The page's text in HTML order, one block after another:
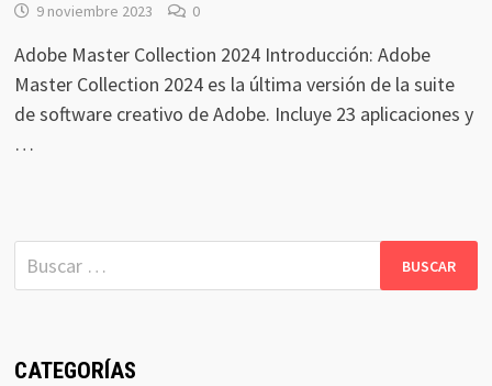
9 noviembre 2023 0
Adobe Master Collection 2024 Introducción: Adobe
Master Collection 2024 es la última versión de la suite
de software creativo de Adobe. Incluye 23 aplicaciones y
…
Buscar:
CATEGORÍAS